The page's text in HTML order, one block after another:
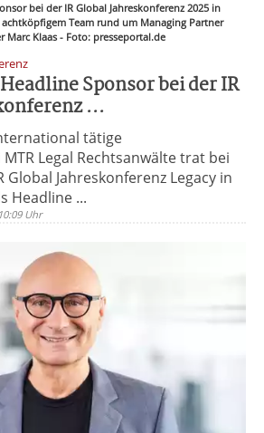
bei der IR Global Jahreskonferenz 2025 in
Team rund um Managing Partner
Marc Klaas - Foto: presseportal.de
Sponsor bei der IR
...
tätige
Legal Rechtsanwälte trat bei
Global Jahreskonferenz Legacy in
Headline ...
Uhr